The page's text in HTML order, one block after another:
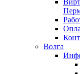
Волга